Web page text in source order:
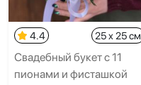
4.4 25 x 25 см
Свадебный букет с 11
пионами и фисташкой